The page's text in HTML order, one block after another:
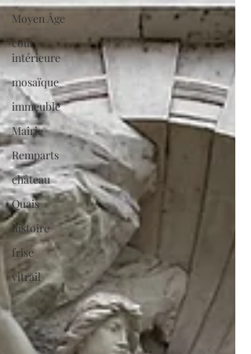
Moyen Âge
cour
intérieure
mosaïque
immeuble
Mairie
Remparts
château
Quais
histoire
frise
vitrail